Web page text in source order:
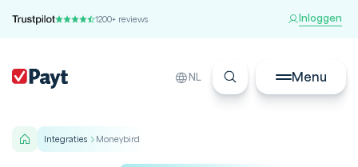
1200+ reviews Inloggen
NL Menu
integraties Moneybird